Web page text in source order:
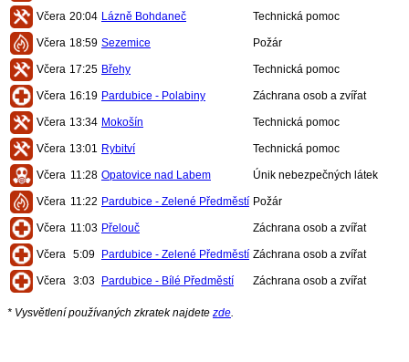
Včera 20:04 Lázně Bohdaneč Technická pomoc
Včera 18:59 Sezemice Požár
Včera 17:25 Břehy Technická pomoc
Včera 16:19 Pardubice - Polabiny Záchrana osob a zvířat
Včera 13:34 Mokošín Technická pomoc
Včera 13:01 Rybitví Technická pomoc
Včera 11:28 Opatovice nad Labem Únik nebezpečných látek
Včera 11:22 Pardubice - Zelené Předměstí Požár
Včera 11:03 Přelouč Záchrana osob a zvířat
Včera 5:09 Pardubice - Zelené Předměstí Záchrana osob a zvířat
Včera 3:03 Pardubice - Bílé Předměstí Záchrana osob a zvířat
* Vysvětlení používaných zkratek najdete zde.